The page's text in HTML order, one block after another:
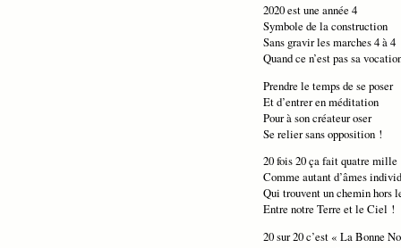
2020 est une année 4
Symbole de la construction
Sans gravir les marches 4 à 4
Quand ce n’est pas sa
Prendre le temps de se poser
Et d’entrer en méditation
Pour à son créateur oser
Se relier sans opposition !
20 fois 20 ça fait quatre mille
Comme autant d’âmes
Qui trouvent un chemin hors
Entre notre Terre et le Ciel !
20 sur 20 c’est « La Bonne